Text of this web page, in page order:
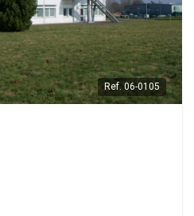
Ref. 06-0105